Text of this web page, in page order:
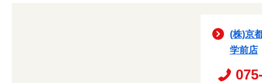
(株)京
学前店